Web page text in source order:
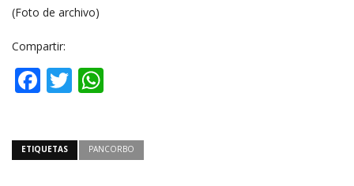
(Foto de archivo)
Compartir:
Facebook
Twitter
ETIQUETAS PANCORBO